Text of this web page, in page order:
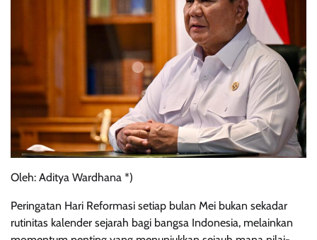
Oleh: Aditya Wardhana *)
Peringatan Hari Reformasi setiap bulan Mei bukan sekadar
rutinitas kalender sejarah bagi bangsa Indonesia, melainkan